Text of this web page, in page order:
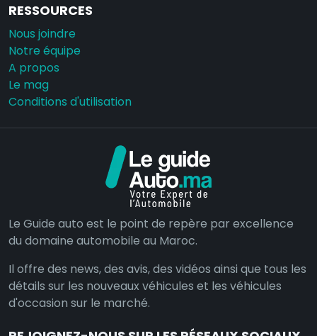
RESSOURCES
Nous joindre
Notre équipe
A propos
Le mag
Conditions d'utilisation
Le Guide auto est le point de repère par excellence
du domaine automobile au Maroc.
Il offre des news, des avis, des vidéos ainsi que tous les
détails sur les nouveaux véhicules et les véhicules
d'occasion sur le marché.